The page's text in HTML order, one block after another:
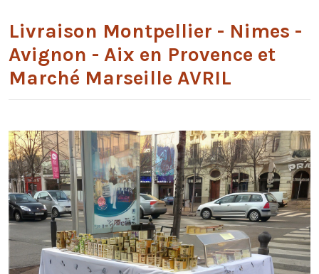
Livraison Montpellier - Nimes -
Avignon - Aix en Provence et
Marché Marseille AVRIL